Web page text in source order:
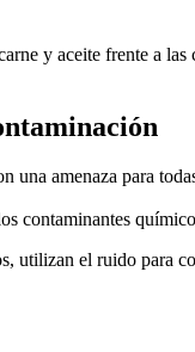
y aceite frente a las
n
amenaza para
contaminantes
utilizan el ruido para